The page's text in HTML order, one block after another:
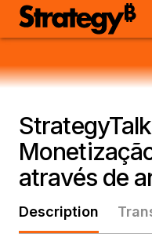
através de
Description